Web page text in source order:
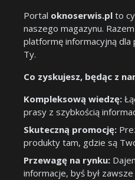
Portal oknoserwis.pl to
naszego magazynu.
platformę informacyjną
Ty.
Co zyskujesz, będąc z
Kompleksową wiedzę:
prasy z szybkością
Skuteczną promocję:
produkty tam, gdzie są
Przewagę na rynku:
informacje, byś był